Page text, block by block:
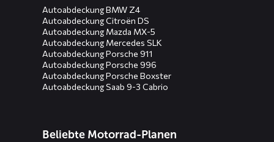
Autoabdeckung BMW Z4
Autoabdeckung Citroën DS
Autoabdeckung Mazda MX-5
Autoabdeckung Mercedes SLK
Autoabdeckung Porsche 911
Autoabdeckung Porsche 996
Autoabdeckung Porsche Boxster
Autoabdeckung Saab 9-3 Cabrio
Beliebte Motorrad-Planen